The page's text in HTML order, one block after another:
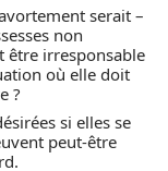
serait –
non
être irresponsable
où elle doit
?
si elles se
peut-être